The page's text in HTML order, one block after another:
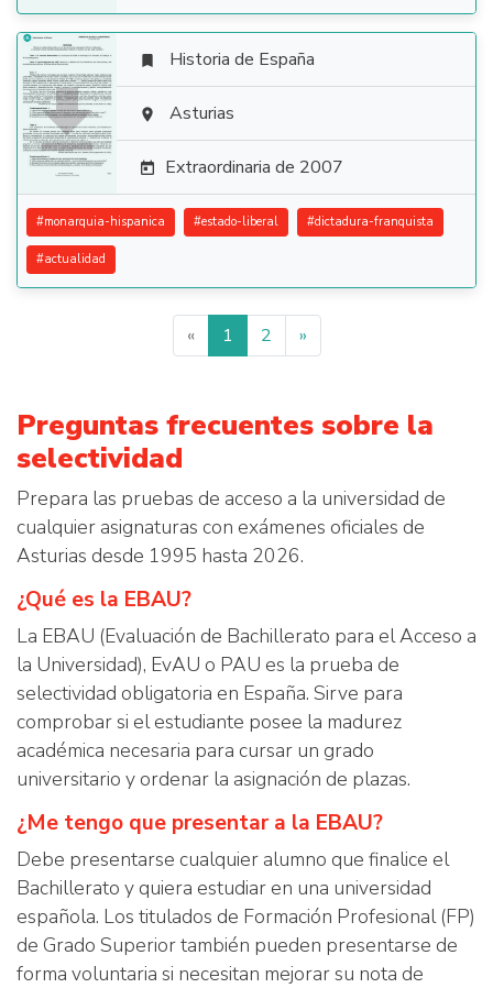

 Historia de España
 Asturias
 Extraordinaria de 2007
#monarquia-hispanica #estado-liberal #dictadura-franquista
#actualidad
« 1 2 »
Preguntas frecuentes sobre la
selectividad
Prepara las pruebas de acceso a la universidad de
cualquier asignaturas con exámenes oficiales de
Asturias desde 1995 hasta 2026.
¿Qué es la EBAU?
La EBAU (Evaluación de Bachillerato para el Acceso a
la Universidad), EvAU o PAU es la prueba de
selectividad obligatoria en España. Sirve para
comprobar si el estudiante posee la madurez
académica necesaria para cursar un grado
universitario y ordenar la asignación de plazas.
¿Me tengo que presentar a la EBAU?
Debe presentarse cualquier alumno que finalice el
Bachillerato y quiera estudiar en una universidad
española. Los titulados de Formación Profesional (FP)
de Grado Superior también pueden presentarse de
forma voluntaria si necesitan mejorar su nota de